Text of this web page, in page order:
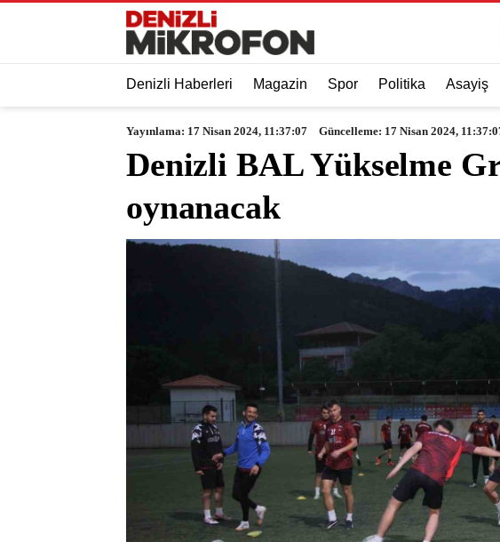
Denizli Haberleri Magazin Spor Politika Asayiş
Yayınlama: 17 Nisan 2024, 11:37:07 Güncelleme: 17 Nisan 2024,
Denizli BAL Yükselme
oynanacak